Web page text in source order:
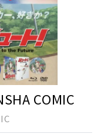
COMIC